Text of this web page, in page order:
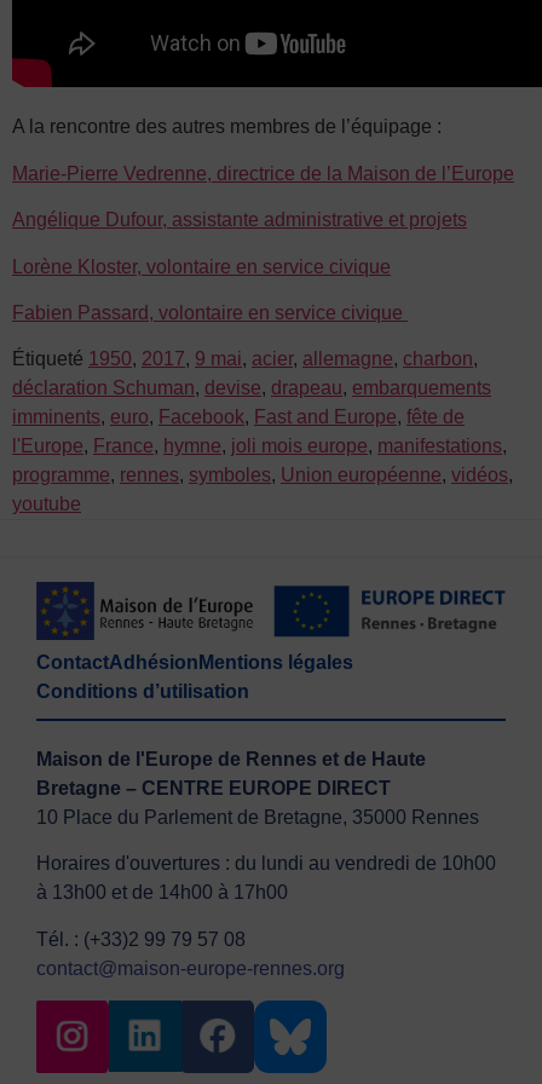
A la rencontre des autres membres de l’équipage :
Marie-Pierre Vedrenne, directrice de la Maison de l’Europe
Angélique Dufour, assistante administrative et projets
Lorène Kloster, volontaire en service civique
Fabien Passard, volontaire en service civique
Étiqueté 1950, 2017, 9 mai, acier, allemagne, charbon,
déclaration Schuman, devise, drapeau, embarquements
imminents, euro, Facebook, Fast and Europe, fête de
l'Europe, France, hymne, joli mois europe, manifestations,
programme, rennes, symboles, Union européenne, vidéos,
youtube
ContactAdhésion Mentions légales
Conditions d’utilisation
Maison de l'Europe de Rennes et de Haute
Bretagne – CENTRE EUROPE DIRECT
10 Place du Parlement de Bretagne, 35000 Rennes
Horaires d'ouvertures : du lundi au vendredi de 10h00
à 13h00 et de 14h00 à 17h00
Tél. : (+33)2 99 79 57 08
contact@maison-europe-rennes.org